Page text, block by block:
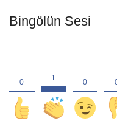
Bingölün Sesi